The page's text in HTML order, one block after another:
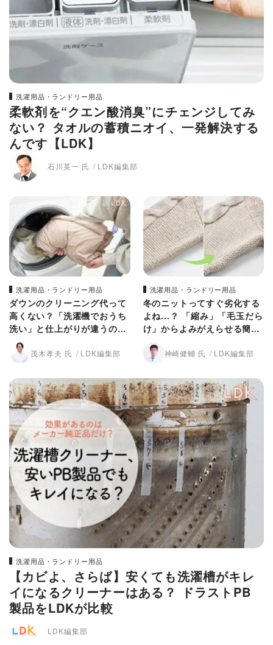
洗濯用品・ランドリー用品
柔軟剤を“クエン酸消臭”にチェンジしてみ
ない？ タオルの蓄積ニオイ、一発解決する
んです【LDK】
石川英一 氏 LDK編集部
洗濯用品・ランドリー用品
ダウンのクリーニング代って
高くない？「洗濯機でおうち
洗い」と仕上がりが違うの
か、比べてみた【LDK】
茂木孝夫 氏 LDK編集部
洗濯用品・ランドリー用品
冬のニットってすぐ劣化する
よね...？ 「縮み」「毛玉だら
け」からよみがえらせる簡単
テク【LDK】
神崎健輔 氏 LDK編集部
洗濯用品・ランドリー用品
【カビよ、さらば】安くても洗濯槽がキレ
イになるクリーナーはある？ ドラストPB
製品をLDKが比較
LDK編集部